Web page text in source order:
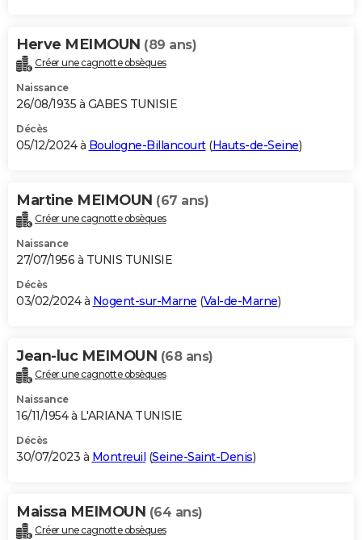
Herve MEIMOUN (89 ans)
Créer une cagnotte obsèques
Naissance
26/08/1935 à GABES TUNISIE
Décès
05/12/2024 à Boulogne-Billancourt(Hauts-de-Seine)
Martine MEIMOUN (67 ans)
Créer une cagnotte obsèques
Naissance
27/07/1956 à TUNIS TUNISIE
Décès
03/02/2024 à Nogent-sur-Marne (Val-de-Marne)
Jean-luc MEIMOUN (68 ans)
Créer une cagnotte obsèques
Naissance
16/11/1954 à L'ARIANA TUNISIE
Décès
30/07/2023 à Montreuil (Seine-Saint-Denis)
Maissa MEIMOUN (64 ans)
Créer une cagnotte obsèques